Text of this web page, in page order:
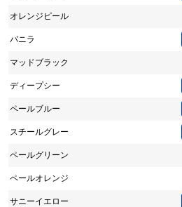
オレンジピール
バニラ
マッドブラック
ディープシー
ペールブルー
スチールグレー
ペールグリーン
ペールオレンジ
サニーイエロー